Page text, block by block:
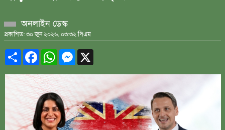
অনলাইন ডেস্ক
প্রকাশিত: ৩০ জুন ২০২৬, ০৩:৩২ পিএম
ShareFacebookWhatsAppMessenger